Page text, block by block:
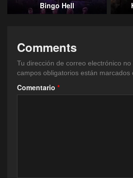
Bingo Hell
Comments
Tu dirección de correo electrónico no
campos obligatorios están marcados
Comentario *